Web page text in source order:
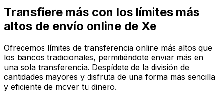
Transfiere más con los límites más
altos de envío online de Xe
Ofrecemos límites de transferencia online más altos que
los bancos tradicionales, permitiéndote enviar más en
una sola transferencia. Despídete de la división de
cantidades mayores y disfruta de una forma más sencilla
y eficiente de mover tu dinero.